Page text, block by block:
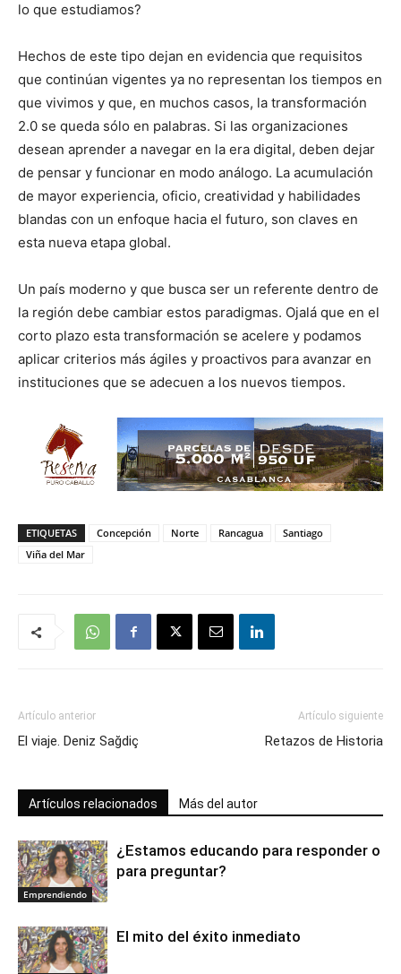
lo que estudiamos?
Hechos de este tipo dejan en evidencia que requisitos
que continúan vigentes ya no representan los tiempos en
que vivimos y que, en muchos casos, la transformación
2.0 se queda sólo en palabras. Si las organizaciones
desean aprender a navegar en la era digital, deben dejar
de pensar y funcionar en modo análogo. La acumulación
de mayor experiencia, oficio, creatividad y habilidades
blandas con un enfoque hacia el futuro, son claves en
esta nueva etapa global.
Un país moderno y que busca ser un referente dentro de
la región debe cambiar estos paradigmas. Ojalá que en el
corto plazo esta transformación se acelere y podamos
aplicar criterios más ágiles y proactivos para avanzar en
instituciones que se adecuen a los nuevos tiempos.
ETIQUETAS Concepción Norte Rancagua
Santiago
Viña del Mar
Artículo anterior
El viaje. Deniz Sağdiç
Artículo siguiente
Retazos de Historia
Artículos relacionados Más del autor
Emprendiendo
¿Estamos educando para responder o
para preguntar?
El mito del éxito inmediato